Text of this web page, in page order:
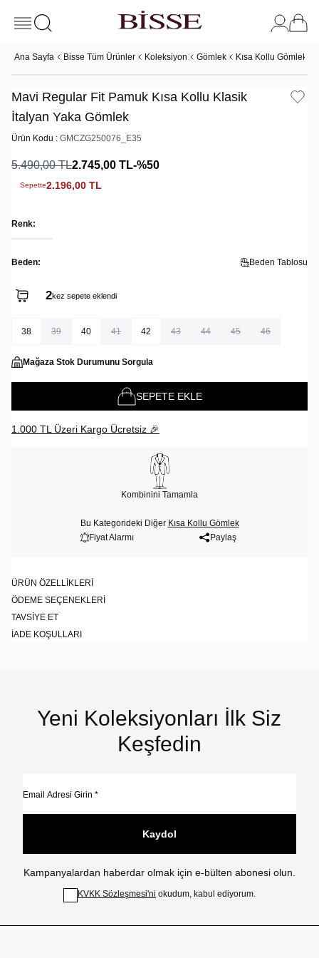
Ana Sayfa Bisse Tüm Ürünler Koleksiyon Gömlek Kısa Kollu Gömlek
Mavi Regular Fit Pamuk Kısa Kollu Klasik
İtalyan Yaka Gömlek
Ürün Kodu : GMCZG250076_E35
5.490,00TL2.745,00 TL-%50
Sepette2.196,00 TL
Renk:
Beden: Beden Tablosu
2kez sepete eklendi
38 39 40 41 42 43 44 45 46
Mağaza Stok Durumunu Sorgula
SEPETE EKLE
1.000 TL Üzeri Kargo Ücretsiz 🎉
Kombinini Tamamla
Bu Kategorideki Diğer Kısa Kollu Gömlek
Fiyat Alarmı
Paylaş
ÜRÜN ÖZELLIKLERI
ÖDEME SEÇENEKLERI
TAVSIYE ET
İADE KOŞULLARI
Yeni Koleksiyonları İlk Siz
Keşfedin
Kaydol
Kampanyalardan haberdar olmak için e-bülten abonesi olun.
KVKK Sözleşmesi'ni okudum, kabul ediyorum.